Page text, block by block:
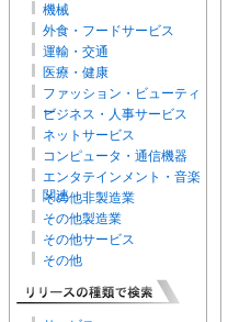
機械
外食・フードサービス
運輸・交通
医療・健康
ファッション・ビューティ
ー
ビジネス・人事サービス
ネットサービス
コンピュータ・通信機器
エンタテインメント・音楽
関連
その他非製造業
その他製造業
その他サービス
その他